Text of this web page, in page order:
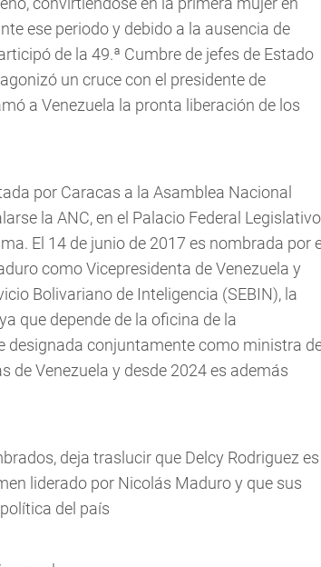
ese periodo y debido a la ausencia de
de la 49.ª Cumbre de jefes de Estado
un cruce con el presidente de
a Venezuela la pronta liberación de los
por Caracas a la Asamblea Nacional
la ANC, en el Palacio Federal
El 14 de junio de 2017 es nombrada por
como Vicepresidenta de Venezuela y
Bolivariano de Inteligencia (SEBIN), la
que depende de la oficina de la
designada conjuntamente como ministra
de Venezuela y desde 2024 es además
deja traslucir que Delcy Rodriguez es
liderado por Nicolás Maduro y que sus
del país